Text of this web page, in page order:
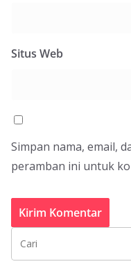
Situs Web
Simpan nama, email,
peramban ini untuk